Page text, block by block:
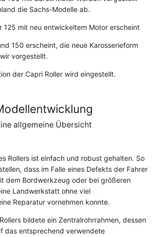
die Sachs-Modelle ab.
125 mit neu entwickeltem Motor erscheint
150 erscheint, die neue Karosserieform
vorgestellt.
der Capri Roller wird eingestellt.
allgemeine Übersicht
Rollers ist einfach und robust gehalten. So
dass im Falle eines Defekts der Fahrer
dem Bordwerkzeug oder bei größeren
Landwerkstatt ohne viel
Reparatur vornehmen konnte.
bildete ein Zentralrohrrahmen, dessen
das entsprechend verwendete